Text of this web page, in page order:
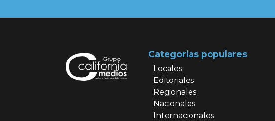
Categorias populares
Locales
Editoriales
Regionales
Nacionales
Internacionales